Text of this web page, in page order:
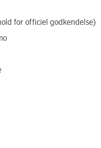
for officiel godkendelse)